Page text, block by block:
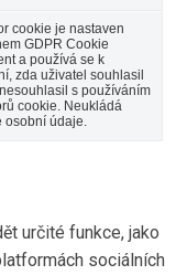
cookie je nastaven
GDPR Cookie
a používá se k
zda uživatel souhlasil
s používáním
cookie. Neukládá
osobní údaje.
určité funkce, jako
sociálních